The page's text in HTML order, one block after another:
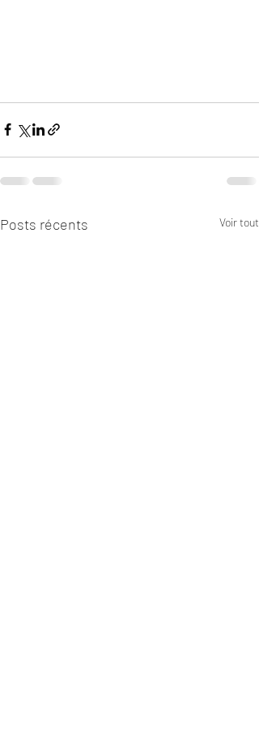
Posts récents Voir tout